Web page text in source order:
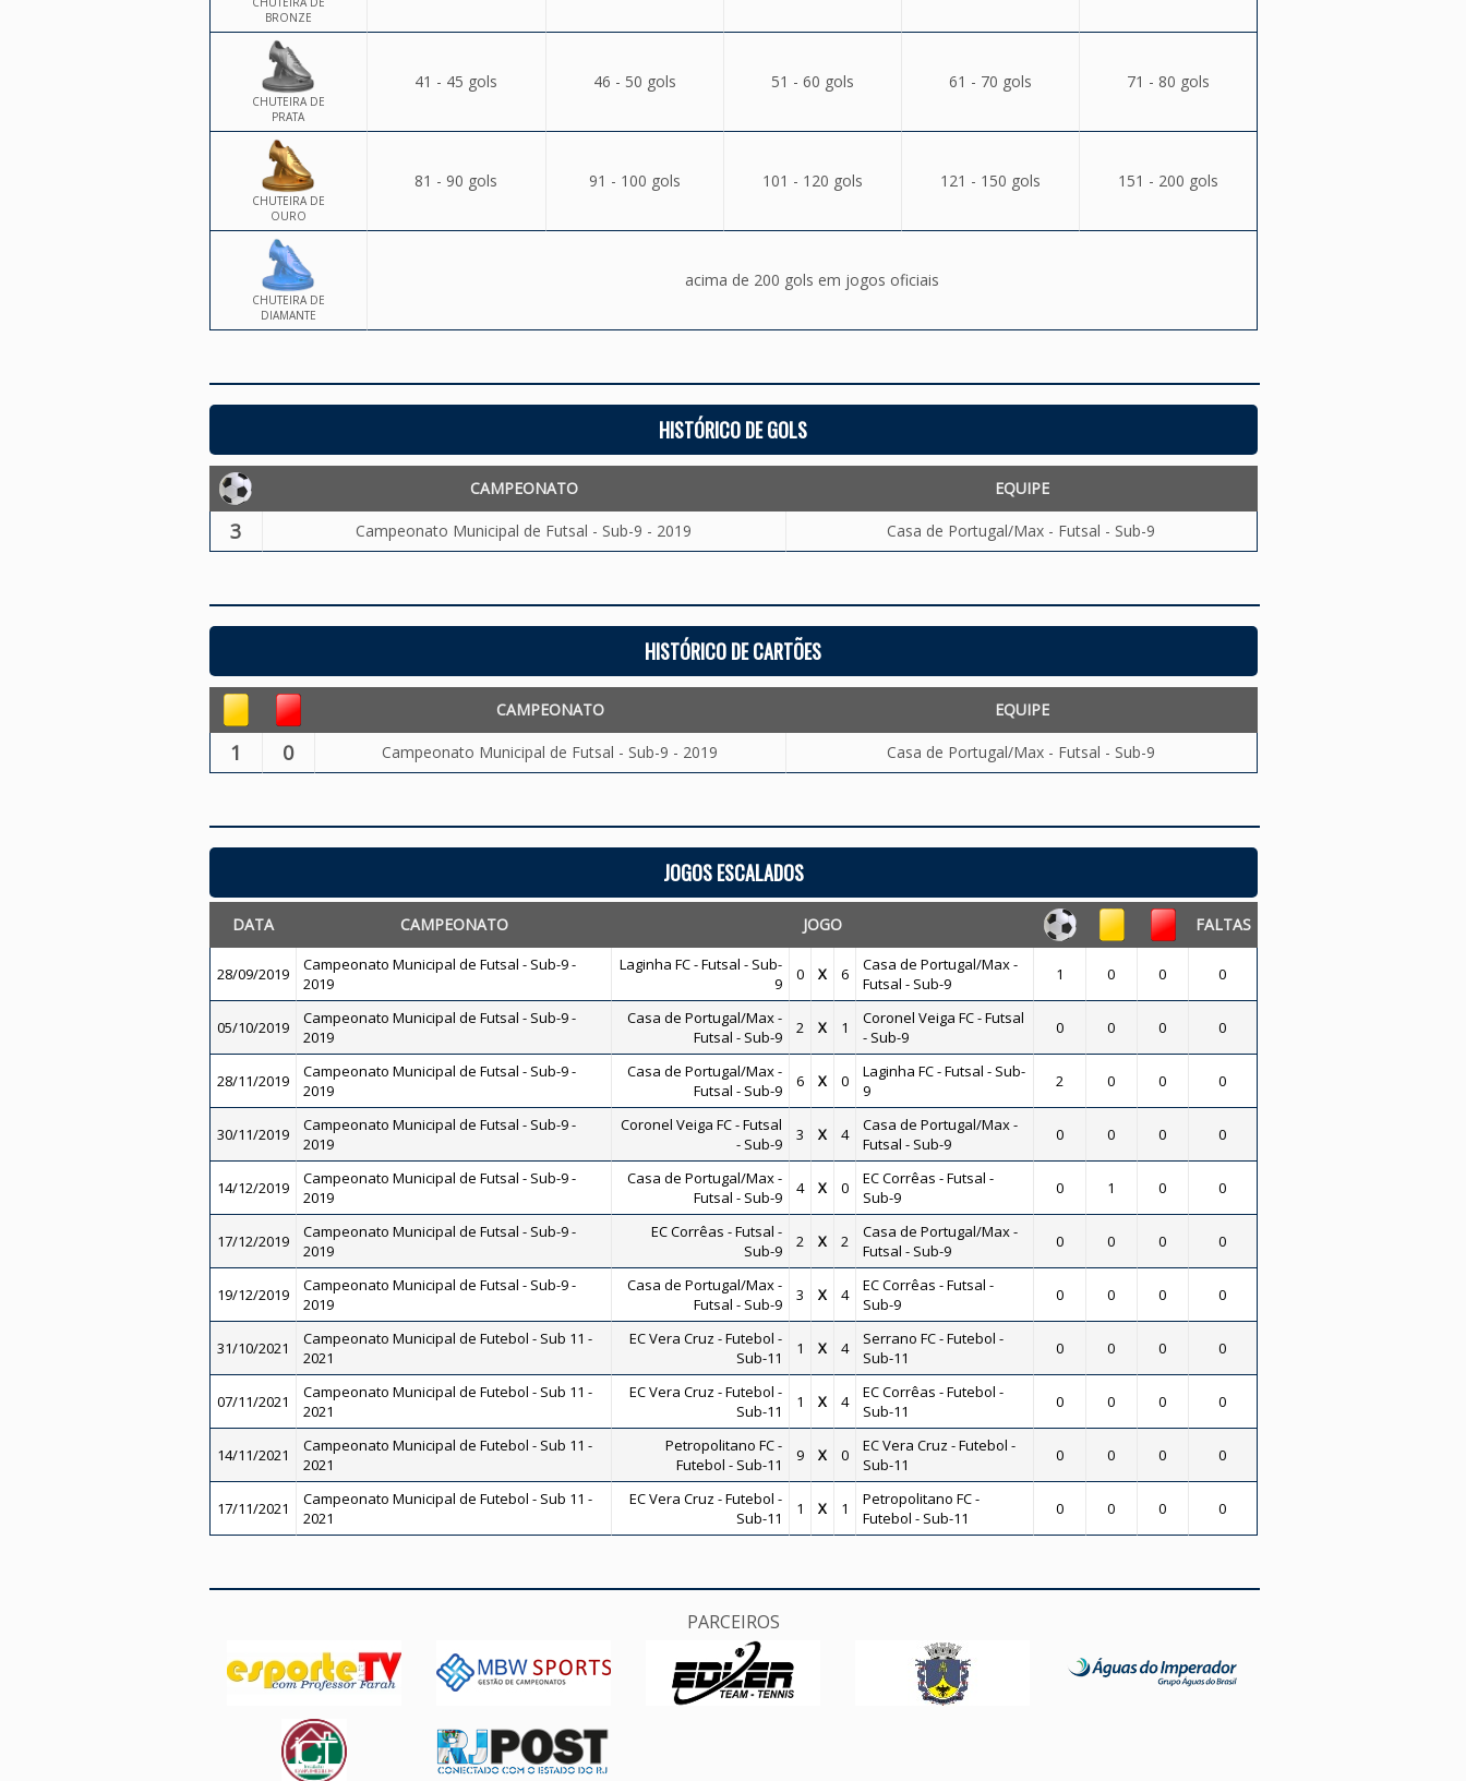
BRONZE
CHUTEIRA DE
PRATA
41 - 45 gols 46 - 50 gols 51 - 60 gols 61 - 70 gols 71 - 80 gols
CHUTEIRA DE
OURO
81 - 90 gols 91 - 100 gols 101 - 120 gols 121 - 150 gols 151 - 200 gols
CHUTEIRA DE
DIAMANTE
acima de 200 gols em jogos oficiais
HISTÓRICO DE GOLS
CAMPEONATO EQUIPE
3 Campeonato Municipal de Futsal - Sub-9 - 2019 Casa de Portugal/Max - Futsal - Sub-9
HISTÓRICO DE CARTÕES
CAMPEONATO EQUIPE
1 0 Campeonato Municipal de Futsal - Sub-9 - 2019 Casa de Portugal/Max - Futsal - Sub-9
JOGOS ESCALADOS
DATA CAMPEONATO JOGO FALTAS
28/09/2019
Campeonato Municipal de Futsal - Sub-9 -
2019
Laginha FC - Futsal - Sub-
9
0 X 6
Casa de Portugal/Max -
Futsal - Sub-9
1 0 0 0
05/10/2019
Campeonato Municipal de Futsal - Sub-9 -
2019
Casa de Portugal/Max -
Futsal - Sub-9
2 X 1
Coronel Veiga FC - Futsal
- Sub-9
0 0 0 0
28/11/2019
Campeonato Municipal de Futsal - Sub-9 -
2019
Casa de Portugal/Max -
Futsal - Sub-9
6 X 0
Laginha FC - Futsal - Sub-
9
2 0 0 0
30/11/2019
Campeonato Municipal de Futsal - Sub-9 -
2019
Coronel Veiga FC - Futsal
- Sub-9
3 X 4
Casa de Portugal/Max -
Futsal - Sub-9
0 0 0 0
14/12/2019
Campeonato Municipal de Futsal - Sub-9 -
2019
Casa de Portugal/Max -
Futsal - Sub-9
4 X 0
EC Corrêas - Futsal -
Sub-9
0 1 0 0
17/12/2019
Campeonato Municipal de Futsal - Sub-9 -
2019
EC Corrêas - Futsal -
Sub-9
2 X 2
Casa de Portugal/Max -
Futsal - Sub-9
0 0 0 0
19/12/2019
Campeonato Municipal de Futsal - Sub-9 -
2019
Casa de Portugal/Max -
Futsal - Sub-9
3 X 4
EC Corrêas - Futsal -
Sub-9
0 0 0 0
31/10/2021
Campeonato Municipal de Futebol - Sub 11 -
2021
EC Vera Cruz - Futebol -
Sub-11
1 X 4
Serrano FC - Futebol -
Sub-11
0 0 0 0
07/11/2021
Campeonato Municipal de Futebol - Sub 11 -
2021
EC Vera Cruz - Futebol -
Sub-11
1 X 4
EC Corrêas - Futebol -
Sub-11
0 0 0 0
14/11/2021
Campeonato Municipal de Futebol - Sub 11 -
2021
Petropolitano FC -
Futebol - Sub-11
9 X 0
EC Vera Cruz - Futebol -
Sub-11
0 0 0 0
17/11/2021
Campeonato Municipal de Futebol - Sub 11 -
2021
EC Vera Cruz - Futebol -
Sub-11
1 X 1
Petropolitano FC -
Futebol - Sub-11
0 0 0 0
PARCEIROS